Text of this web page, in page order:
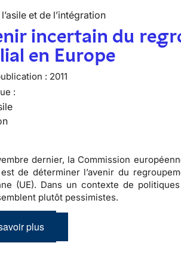
et de l’intégration
incertain du
en Europe
: 2011
:
dernier, la Commission
de déterminer l’avenir du
(UE). Dans un contexte de
plutôt pessimistes.
plus